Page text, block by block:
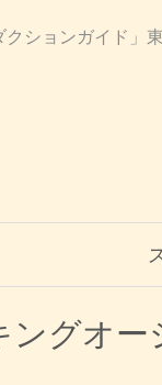
クションガイド
ングオ